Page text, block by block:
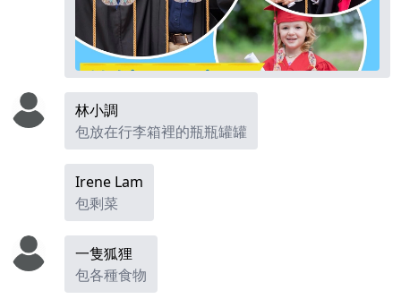
林小調
包放在行李箱裡的瓶瓶罐罐
Irene Lam
包剩菜
一隻狐狸
包各種食物